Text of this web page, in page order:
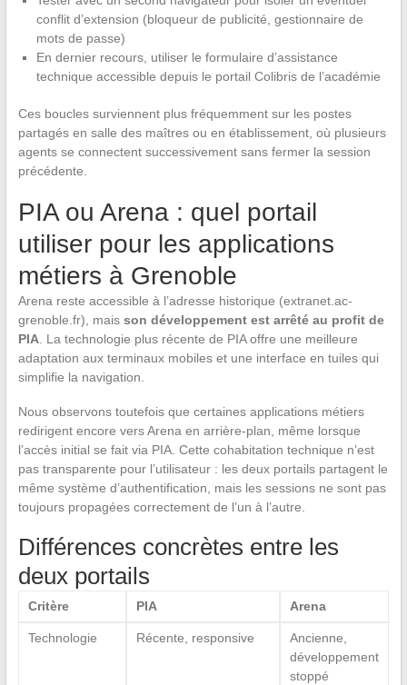
conflit d’extension (bloqueur de publicité, gestionnaire de
mots de passe)
En dernier recours, utiliser le formulaire d’assistance
technique accessible depuis le portail Colibris de l’académie
Ces boucles surviennent plus fréquemment sur les postes
partagés en salle des maîtres ou en établissement, où plusieurs
agents se connectent successivement sans fermer la session
précédente.
PIA ou Arena : quel portail
utiliser pour les applications
métiers à Grenoble
Arena reste accessible à l’adresse historique (extranet.ac-
grenoble.fr), mais son développement est arrêté au profit de
PIA. La technologie plus récente de PIA offre une meilleure
adaptation aux terminaux mobiles et une interface en tuiles qui
simplifie la navigation.
Nous observons toutefois que certaines applications métiers
redirigent encore vers Arena en arrière-plan, même lorsque
l’accès initial se fait via PIA. Cette cohabitation technique n’est
pas transparente pour l’utilisateur : les deux portails partagent le
même système d’authentification, mais les sessions ne sont pas
toujours propagées correctement de l’un à l’autre.
Différences concrètes entre les
deux portails
Critère PIA Arena
Technologie Récente, responsive
Ancienne,
développement
stoppé